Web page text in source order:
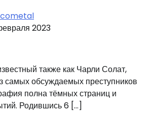
2023
также как Чарли Солат,
самых обсуждаемых преступников
полна тёмных страниц и
Родившись 6 […]